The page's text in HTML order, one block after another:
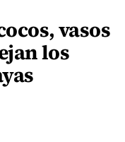
vasos
los